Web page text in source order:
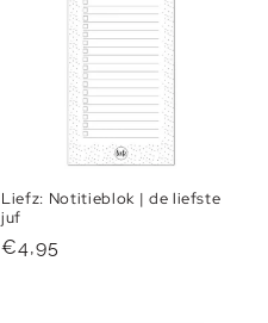
Liefz: Notitieblok | de liefste
juf
Normale
€4,95